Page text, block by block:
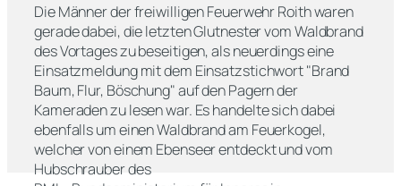
Die Männer der freiwilligen Feuerwehr Roith waren
gerade dabei, die letzten Glutnester vom Waldbrand
des Vortages zu beseitigen, als neuerdings eine
Einsatzmeldung mit dem Einsatzstichwort "Brand
Baum, Flur, Böschung" auf den Pagern der
Kameraden zu lesen war. Es handelte sich dabei
ebenfalls um einen Waldbrand am Feuerkogel,
welcher von einem Ebenseer entdeckt und vom
Hubschrauber des